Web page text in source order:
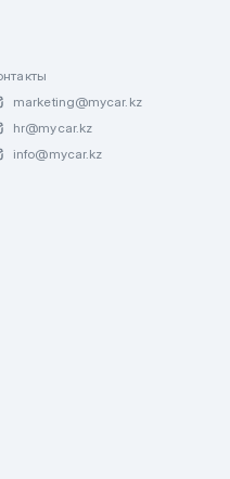
marketing@mycar.kz
hr@mycar.kz
info@mycar.kz